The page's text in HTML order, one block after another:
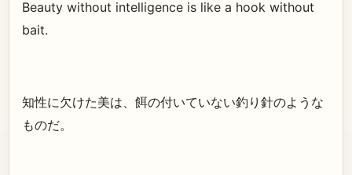
Beauty without intelligence is like a hook without
bait.
知性に欠けた美は、餌の付いていない釣り針のような
ものだ。